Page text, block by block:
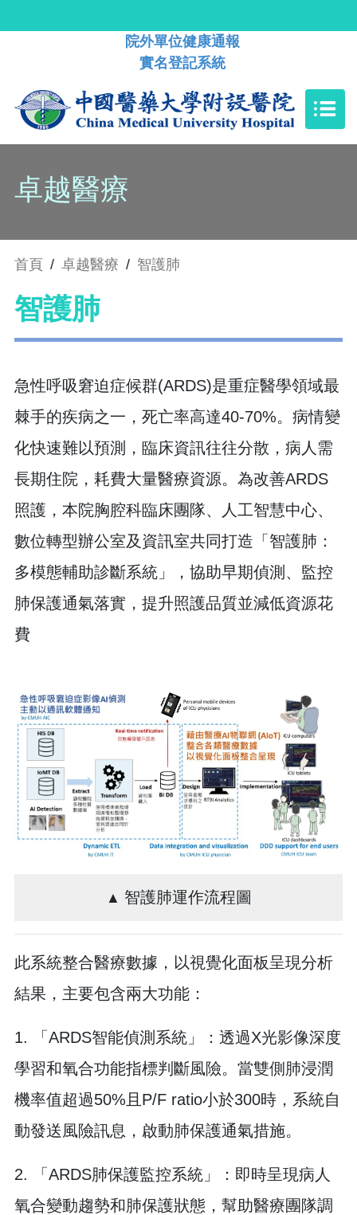
院外單位健康通報
實名登記系統
卓越醫療
首頁 / 卓越醫療 / 智護肺
智護肺
急性呼吸窘迫症候群(ARDS)是重症醫學領域最
棘手的疾病之一，死亡率高達40-70%。病情變
化快速難以預測，臨床資訊往往分散，病人需
長期住院，耗費大量醫療資源。為改善ARDS
照護，本院胸腔科臨床團隊、人工智慧中心、
數位轉型辦公室及資訊室共同打造「智護肺：
多模態輔助診斷系統」，協助早期偵測、監控
肺保護通氣落實，提升照護品質並減低資源花
費
▲ 智護肺運作流程圖
此系統整合醫療數據，以視覺化面板呈現分析
結果，主要包含兩大功能：
1. 「ARDS智能偵測系統」：透過X光影像深度
學習和氧合功能指標判斷風險。當雙側肺浸潤
機率值超過50%且P/F ratio小於300時，系統自
動發送風險訊息，啟動肺保護通氣措施。
2. 「ARDS肺保護監控系統」：即時呈現病人
氧合變動趨勢和肺保護狀態，幫助醫療團隊調